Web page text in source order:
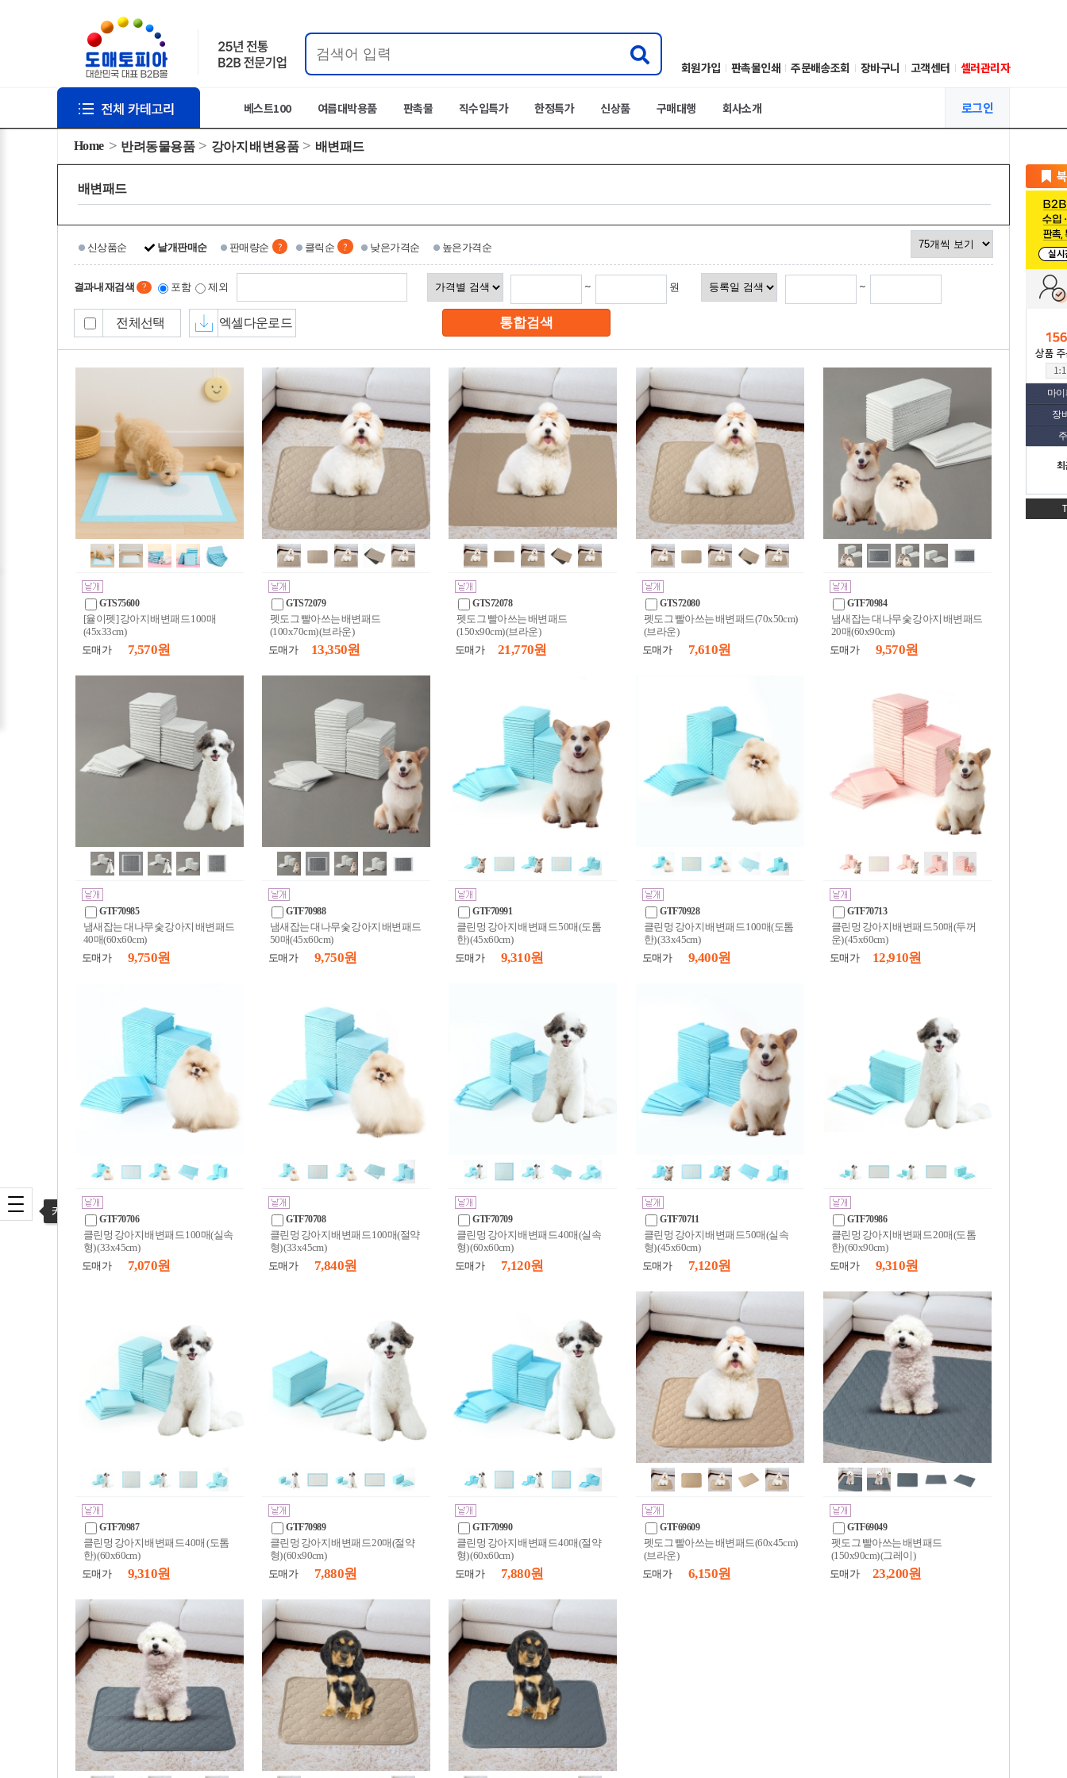
회원가입 판촉물인쇄 주문배송조회 장바구니 고객센터 셀러관리자
베스트100 여름대박용품 판촉물 직수입특가 한정특가 신상품 구매대행 회사소개 로그인
마
장
카테고리 열기
Home 반려동물용품 강아지 배변용품 배변패드
배변패드
신상품순 낱개판매순 판매량순 ? 클릭순 ? 낮은가격순 높은가격순
결과내 재검색 ? 포함 제외 ~ 원 ~
전체선택 엑셀다운로드
GTS75600
[율이펫] 강아지 배변패드 100매
(45x33cm)
도매가
7,570 원
GTS72079
펫도그 빨아쓰는 배변패드
(100x70cm) (브라운)
도매가
13,350 원
GTS72078
펫도그 빨아쓰는 배변패드
(150x90cm) (브라운)
도매가
21,770 원
GTS72080
펫도그 빨아쓰는 배변패드(70x50cm)
(브라운)
도매가
7,610 원
GTF70984
냄새잡는 대나무숯 강아지 배변패드
20매(60x90cm)
도매가
9,570 원
GTF70985
냄새잡는 대나무숯 강아지 배변패드
40매(60x60cm)
도매가
9,750 원
GTF70988
냄새잡는 대나무숯 강아지 배변패드
50매(45x60cm)
도매가
9,750 원
GTF70991
클린멍 강아지 배변패드 50매(도톰
한) (45x60cm)
도매가
9,310 원
GTF70928
클린멍 강아지 배변패드 100매(도톰
한) (33x45cm)
도매가
9,400 원
GTF70713
클린멍 강아지 배변패드 50매(두꺼
운) (45x60cm)
도매가
12,910 원
GTF70706
클린멍 강아지 배변패드 100매(실속
형) (33x45cm)
도매가
7,070 원
GTF70708
클린멍 강아지 배변패드 100매(절약
형) (33x45cm)
도매가
7,840 원
GTF70709
클린멍 강아지 배변패드 40매(실속
형) (60x60cm)
도매가
7,120 원
GTF70711
클린멍 강아지 배변패드 50매(실속
형) (45x60cm)
도매가
7,120 원
GTF70986
클린멍 강아지 배변패드 20매(도톰
한) (60x90cm)
도매가
9,310 원
GTF70987
클린멍 강아지 배변패드 40매 (도톰
한) (60x60cm)
도매가
9,310 원
GTF70989
클린멍 강아지 배변패드 20매(절약
형) (60x90cm)
도매가
7,880 원
GTF70990
클린멍 강아지 배변패드 40매(절약
형) (60x60cm)
도매가
7,880 원
GTF69609
펫도그 빨아쓰는 배변패드(60x45cm)
(브라운)
도매가
6,150 원
GTF69049
펫도그 빨아쓰는 배변패드
(150x90cm) (그레이)
도매가
23,200 원